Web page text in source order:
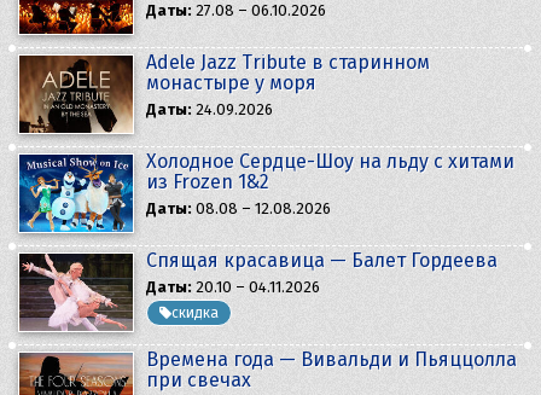
Даты: 27.08 – 06.10.2026
Adele Jazz Tribute в старинном
монастыре у моря
Даты: 24.09.2026
Холодное Сердце-Шоу на льду с хитами
из Frozen 1&2
Даты: 08.08 – 12.08.2026
Спящая красавица — Балет Гордеева
Даты: 20.10 – 04.11.2026
скидка
Времена года — Вивальди и Пьяццолла
при свечах